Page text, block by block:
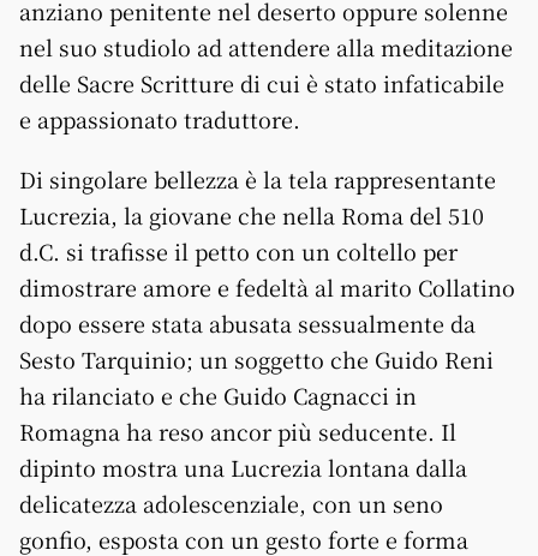
anziano penitente nel deserto oppure solenne
nel suo studiolo ad attendere alla meditazione
delle Sacre Scritture di cui è stato infaticabile
e appassionato traduttore.
Di singolare bellezza è la tela rappresentante
Lucrezia, la giovane che nella Roma del 510
d.C. si trafisse il petto con un coltello per
dimostrare amore e fedeltà al marito Collatino
dopo essere stata abusata sessualmente da
Sesto Tarquinio; un soggetto che Guido Reni
ha rilanciato e che Guido Cagnacci in
Romagna ha reso ancor più seducente. Il
dipinto mostra una Lucrezia lontana dalla
delicatezza adolescenziale, con un seno
gonfio, esposta con un gesto forte e forma